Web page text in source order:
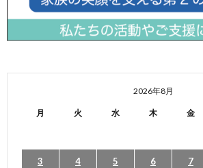
2026年8月
月 火 水 木 金
3 4 5 6 7